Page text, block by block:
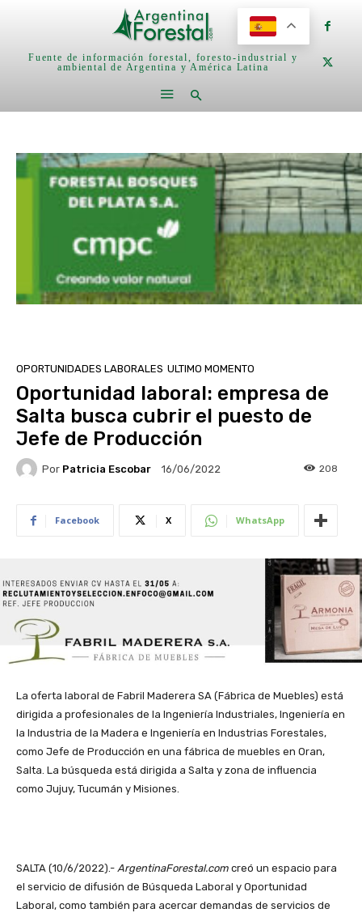
Fuente de información forestal, foresto-industrial y
ambiental de Argentina y América Latina
OPORTUNIDADES LABORALES ULTIMO MOMENTO
Oportunidad laboral: empresa de
Salta busca cubrir el puesto de
Jefe de Producción
Por Patricia Escobar 16/06/2022 208
Facebook X WhatsApp
La oferta laboral de Fabril Maderera SA (Fábrica de Muebles) está
dirigida a profesionales de la Ingeniería Industriales, Ingeniería en
la Industria de la Madera e Ingeniería en Industrias Forestales,
como Jefe de Producción en una fábrica de muebles en Oran,
Salta. La búsqueda está dirigida a Salta y zona de influencia
como Jujuy, Tucumán y Misiones.
SALTA (10/6/2022).- ArgentinaForestal.com creó un espacio para
el servicio de difusión de Búsqueda Laboral y Oportunidad
Laboral, como también para acercar demandas de servicios de